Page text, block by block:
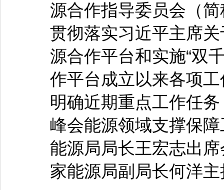
源合作指导委员会（
贯彻落实习近平主席
源合作平台和实施“双
作平台成立以来各项
明确近期重点工作任
峰会能源领域支撑保
能源局局长王宏志出
家能源局副局长何洋